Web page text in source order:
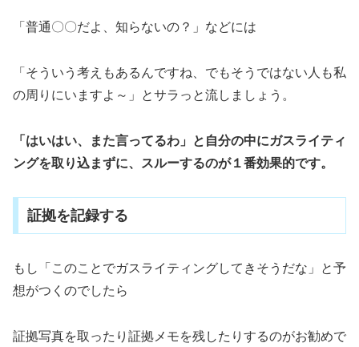
「普通〇〇だよ、知らないの？」などには
「そういう考えもあるんですね、でもそうではない人も私
の周りにいますよ～」とサラっと流しましょう。
「はいはい、また言ってるわ」と自分の中にガスライティ
ングを取り込まずに、スルーするのが１番効果的です。
証拠を記録する
もし「このことでガスライティングしてきそうだな」と予
想がつくのでしたら
証拠写真を取ったり証拠メモを残したりするのがお勧めで